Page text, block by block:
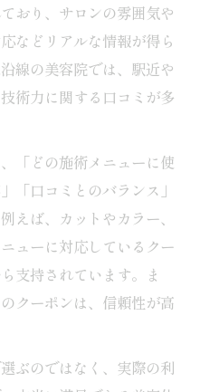
おり、サロンの雰囲気や
などリアルな情報が得ら
線の美容院では、駅近や
術力に関する口コミが多
「どの施術メニューに使
「口コミとのバランス」
えば、カットやカラー、
ューに対応しているクー
支持されています。ま
クーポンは、信頼性が高
ぶのではなく、実際の利